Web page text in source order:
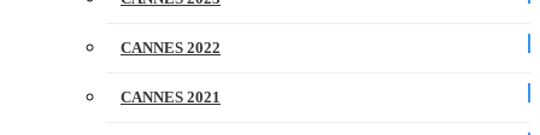
CANNES 2022
CANNES 2021